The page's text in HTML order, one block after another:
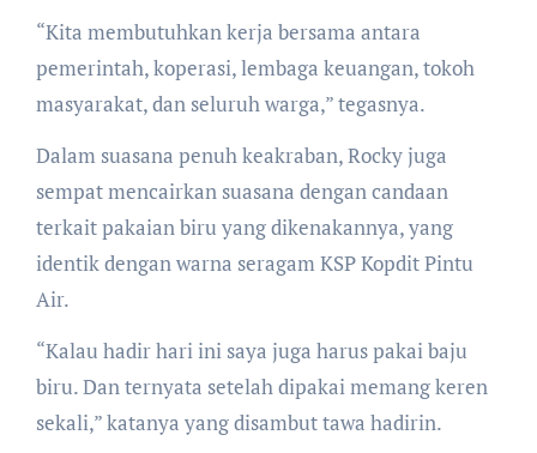
“Kita membutuhkan kerja bersama antara
pemerintah, koperasi, lembaga keuangan, tokoh
masyarakat, dan seluruh warga,” tegasnya.
Dalam suasana penuh keakraban, Rocky juga
sempat mencairkan suasana dengan candaan
terkait pakaian biru yang dikenakannya, yang
identik dengan warna seragam KSP Kopdit Pintu
Air.
“Kalau hadir hari ini saya juga harus pakai baju
biru. Dan ternyata setelah dipakai memang keren
sekali,” katanya yang disambut tawa hadirin.